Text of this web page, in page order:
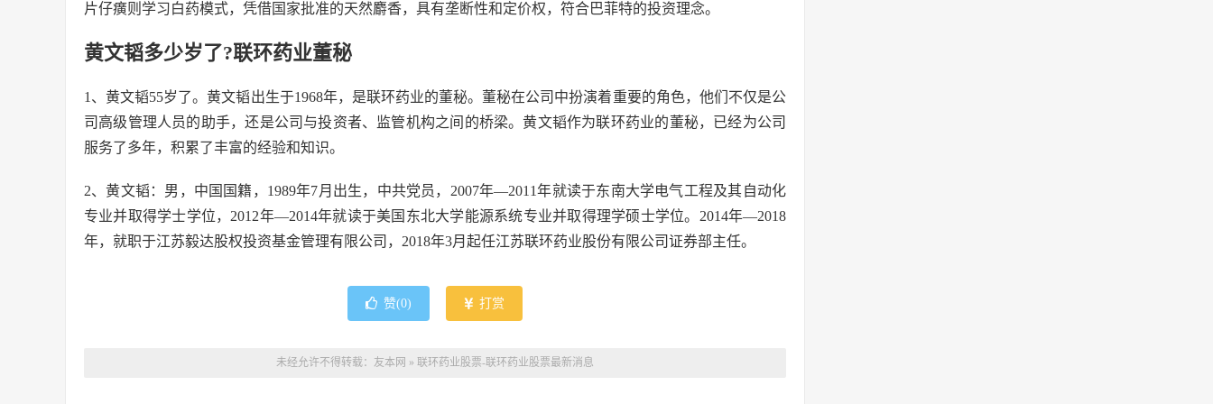
片仔癀则学习白药模式，凭借国家批准的天然麝香，具有垄断性和定价权，符合巴菲特的投资理念。
黄文韬多少岁了?联环药业董秘
1、黄文韬55岁了。黄文韬出生于1968年，是联环药业的董秘。董秘在公司中扮演着重要的角色，他们不仅是公
司高级管理人员的助手，还是公司与投资者、监管机构之间的桥梁。黄文韬作为联环药业的董秘，已经为公司
服务了多年，积累了丰富的经验和知识。
2、黄文韬：男，中国国籍，1989年7月出生，中共党员，2007年—2011年就读于东南大学电气工程及其自动化
专业并取得学士学位，2012年—2014年就读于美国东北大学能源系统专业并取得理学硕士学位。2014年—2018
年，就职于江苏毅达股权投资基金管理有限公司，2018年3月起任江苏联环药业股份有限公司证券部主任。
赞(0) 打赏
未经允许不得转载： 友本网 » 联环药业股票-联环药业股票最新消息